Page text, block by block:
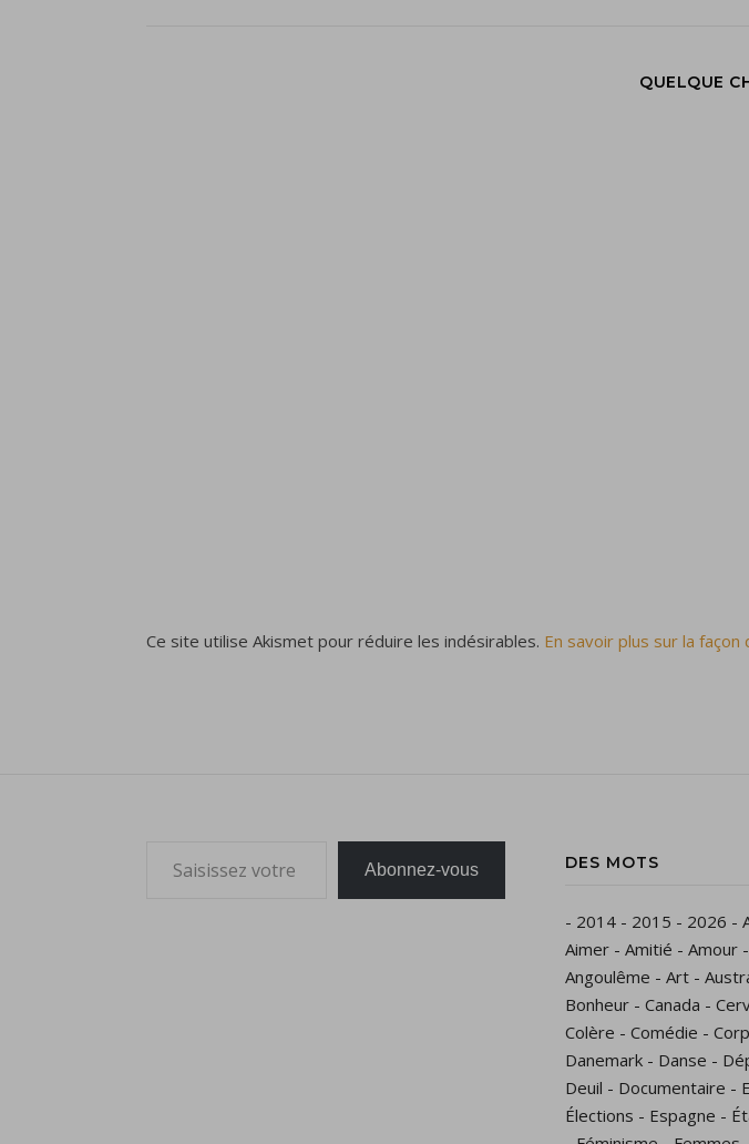
QUELQUE
Ce site utilise Akismet pour réduire les indésirables. En savoir plus sur la
Saisissez votre adresse e-mail…
Abonnez-vous DES MOTS
- 2014 - 2015 - 2026 -
Aimer - Amitié - Amour -
Angoulême - Art -
Bonheur - Canada -
Colère - Comédie -
Danemark - Danse -
Deuil - Documentaire -
Élections - Espagne -